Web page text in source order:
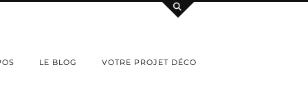
LE BLOG VOTRE PROJET DÉCO